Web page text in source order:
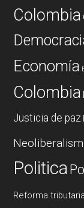
Colombia
Economía
Colombia
Justicia de paz
Politica
Reforma tributaria